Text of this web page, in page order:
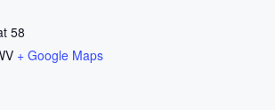
58
+ Google Maps